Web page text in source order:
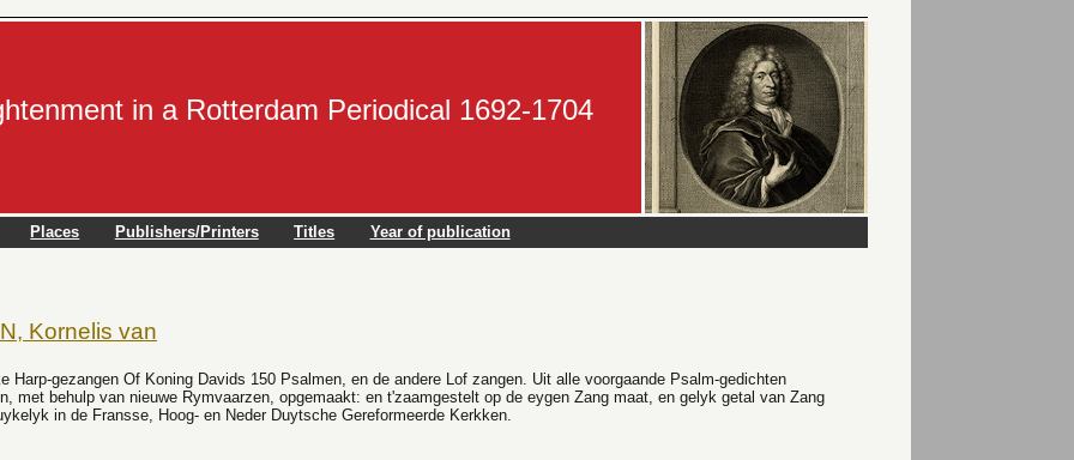
in a Rotterdam Periodical 1692-1704
Places Publishers/Printers Titles Year of publication
Kornelis van
Harp-gezangen Of Koning Davids 150 Psalmen, en de andere Lof zangen. Uit alle voorgaande Psalm-gedichten
met behulp van nieuwe Rymvaarzen, opgemaakt: en t'zaamgestelt op de eygen Zang maat, en gelyk getal van Zang
in de Fransse, Hoog- en Neder Duytsche Gereformeerde Kerkken.